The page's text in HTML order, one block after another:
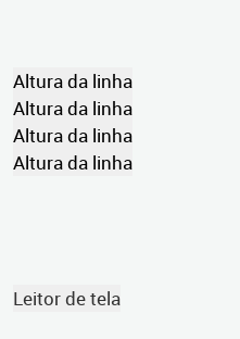
Altura da linha
Altura da linha
Altura da linha
Altura da linha
Leitor de tela